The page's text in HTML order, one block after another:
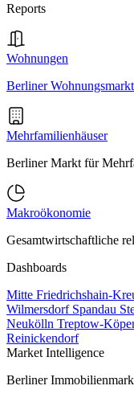
Reports
Wohnungen
Berliner
Mehrfamilienhäuser
Berliner Markt für
Makroökonomie
Gesamtwirtschaftliche
Dashboards
Mitte Friedrichshain-
Wilmersdorf Spandau
Neukölln Treptow-
Reinickendorf
Market Intelligence
Berliner